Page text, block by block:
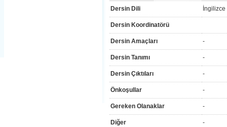
Dersin Dili İngilizce
Dersin Koordinatörü
Dersin Amaçları -
Dersin Tanımı -
Dersin Çıktıları -
Önkoşullar -
Gereken Olanaklar -
Diğer -